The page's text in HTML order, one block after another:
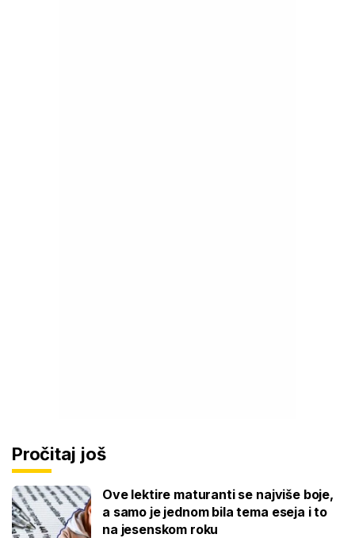
Pročitaj još
Ove lektire maturanti se najviše boje,
a samo je jednom bila tema eseja i to
na jesenskom roku